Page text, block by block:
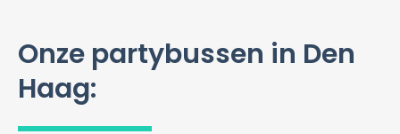
Onze partybussen in Den
Haag: